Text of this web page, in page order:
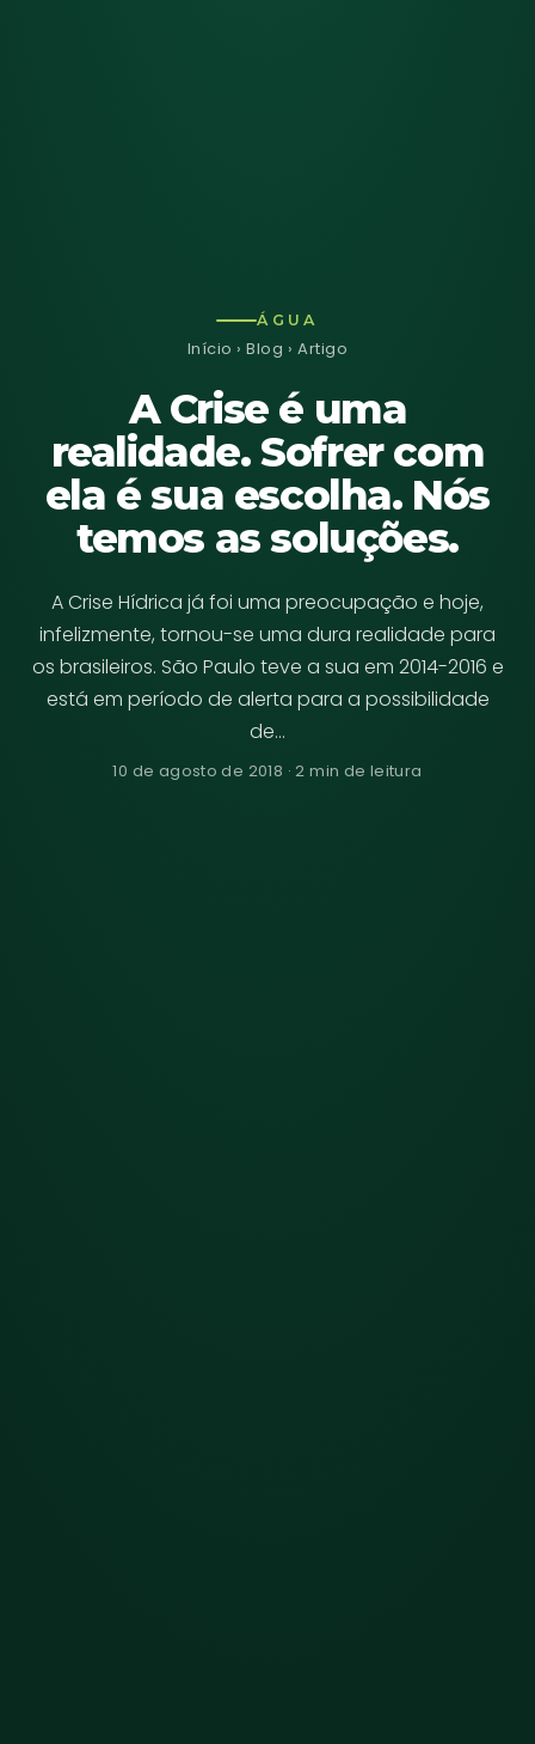
ÁGUA
Início ›Blog › Artigo
A Crise é uma
realidade. Sofrer com
ela é sua escolha. Nós
temos as soluções.
A Crise Hídrica já foi uma preocupação e hoje,
infelizmente, tornou-se uma dura realidade para
os brasileiros. São Paulo teve a sua em 2014-2016 e
está em período de alerta para a possibilidade
de…
10 de agosto de 2018 · 2 min de leitura